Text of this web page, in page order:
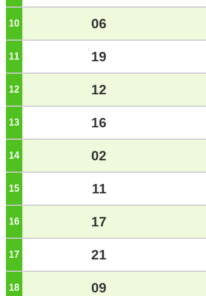
10 06
11 19
12 12
13 16
14 02
15 11
16 17
17 21
18 09